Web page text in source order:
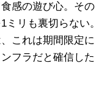
感の遊び心。その
リも裏切らない。
これは期間限定に
フラだと確信した